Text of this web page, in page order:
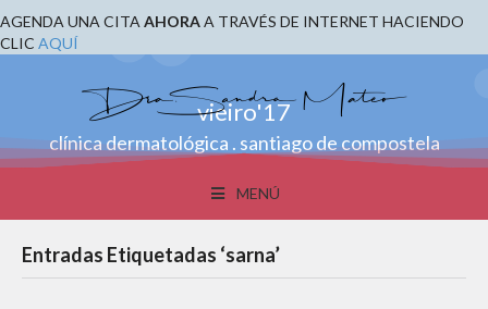
AGENDA UNA CITA AHORAA TRAVÉS DE INTERNET HACIENDO
CLIC AQUÍ
vieiro'17
clínica dermatológica . santiago de compostela
MENÚ
Entradas Etiquetadas ‘sarna’